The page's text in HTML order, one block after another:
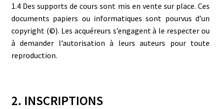
1.4 Des supports de cours sont mis en vente sur place. Ces
documents papiers ou informatiques sont pourvus d’un
copyright (©). Les acquéreurs s’engagent à le respecter ou
à demander l’autorisation à leurs auteurs pour toute
reproduction.
2. INSCRIPTIONS